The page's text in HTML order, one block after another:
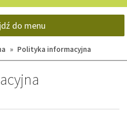
do menu
» Polityka informacyjna